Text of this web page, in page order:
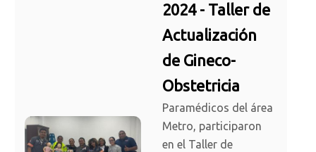
2024 - Taller de
Actualización
de Gineco-
Obstetricia
Paramédicos del área
Metro, participaron
en el Taller de